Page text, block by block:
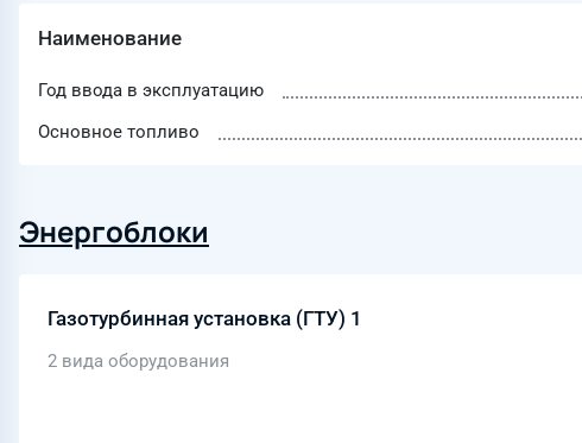
Наименование
Год ввода в эксплуатацию
Основное топливо
Энергоблоки
Газотурбинная установка (ГТУ) 1
2 вида оборудования